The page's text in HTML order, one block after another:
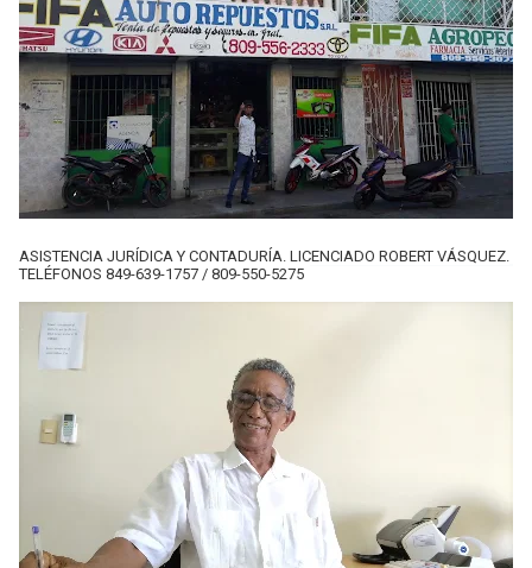
ASISTENCIA JURÍDICA Y CONTADURÍA. LICENCIADO ROBERT VÁSQUEZ.
TELÉFONOS 849-639-1757 / 809-550-5275